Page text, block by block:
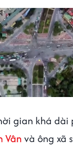
gian khá dài
Vân và ông xã